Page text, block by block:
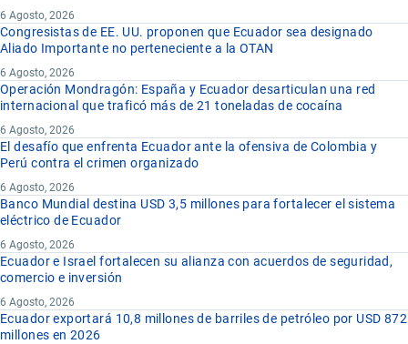
6 Agosto, 2026
Congresistas de EE. UU. proponen que Ecuador sea designado
Aliado Importante no perteneciente a la OTAN
6 Agosto, 2026
Operación Mondragón: España y Ecuador desarticulan una red
internacional que traficó más de 21 toneladas de cocaína
6 Agosto, 2026
El desafío que enfrenta Ecuador ante la ofensiva de Colombia y
Perú contra el crimen organizado
6 Agosto, 2026
Banco Mundial destina USD 3,5 millones para fortalecer el sistema
eléctrico de Ecuador
6 Agosto, 2026
Ecuador e Israel fortalecen su alianza con acuerdos de seguridad,
comercio e inversión
6 Agosto, 2026
Ecuador exportará 10,8 millones de barriles de petróleo por USD 872
millones en 2026